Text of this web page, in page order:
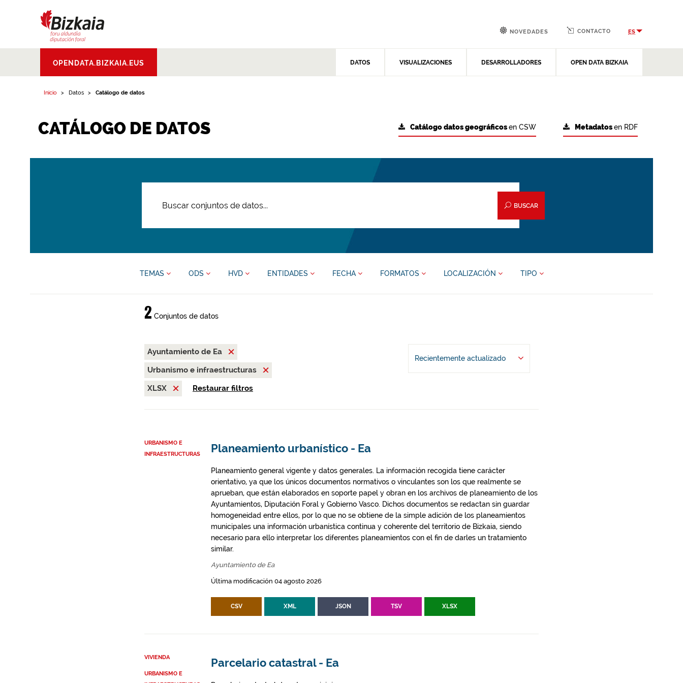
Aldundia.Diputacion
Foral de Bizkaia
OPENDATA.BIZKAIA.EUS DATOS VISUALIZACIONES DESARROLLADORES OPEN DATA BIZKAIA
NOVEDADES CONTACTO ES
Inicio Datos Catálogo de datos
CATÁLOGO DE DATOS Metadatosen RDF
Catálogo datos geográficosen CSW
BUSCAR
TEMAS ODS HVD ENTIDADES FECHA FORMATOS LOCALIZACIÓN TIPO
2 Conjuntos de datos
Ayuntamiento de Ea
Urbanismo e infraestructuras
XLSX
Restaurar filtros
Recientemente actualizado
URBANISMO E
INFRAESTRUCTURAS
Planeamiento urbanístico - Ea
Planeamiento general vigente y datos generales. La información recogida tiene carácter
orientativo, ya que los únicos documentos normativos o vinculantes son los que realmente se
aprueban, que están elaborados en soporte papel y obran en los archivos de planeamiento de los
Ayuntamientos, Diputación Foral y Gobierno Vasco. Dichos documentos se redactan sin guardar
homogeneidad entre ellos, por lo que no se obtiene de la simple adición de los planeamientos
municipales una información urbanística continua y coherente del territorio de Bizkaia, siendo
necesario para ello interpretar los diferentes planeamientos con el fin de darles un tratamiento
similar.
Ayuntamiento de Ea
Última modificación 04 agosto 2026
CSV XML JSON TSV XLSX
VIVIENDA
URBANISMO E
Parcelario catastral - Ea